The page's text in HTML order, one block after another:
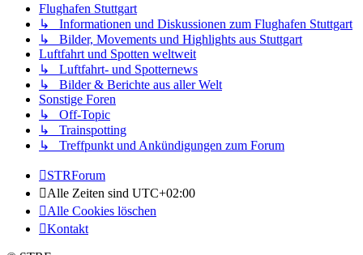
Flughafen Stuttgart
↳ Informationen und Diskussionen zum Flughafen Stuttgart
↳ Bilder, Movements und Highlights aus Stuttgart
Luftfahrt und Spotten weltweit
↳ Luftfahrt- und Spotternews
↳ Bilder & Berichte aus aller Welt
Sonstige Foren
↳ Off-Topic
↳ Trainspotting
↳ Treffpunkt und Ankündigungen zum Forum
STRForum
Alle Zeiten sind UTC+02:00
Alle Cookies löschen
Kontakt